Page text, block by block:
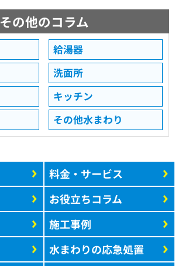
その他のコラム
給湯器
洗面所
キッチン
その他水まわり
料金・サービス
お役立ちコラム
施工事例
水まわりの応急処置